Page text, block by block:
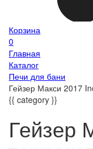
Корзина
0
Главная
Каталог
Печи для бани
Гейзер Макси 2017
{{ category }}
Гейзер